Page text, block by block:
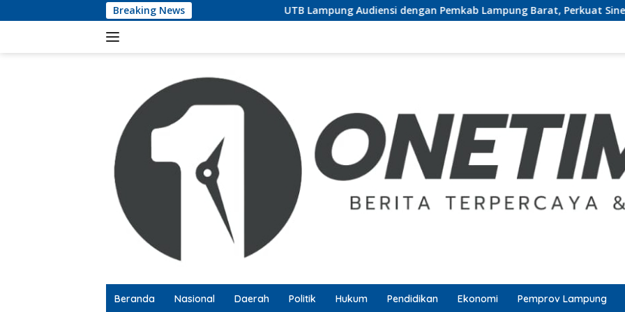
ke
Breaking NewsUTB Lampung Audiensi dengan Pemkab Lampung Barat, Perkuat Sinergi Tingkatkan
Beranda Nasional Daerah Politik Hukum Pendidikan Ekonomi Pemprov Lampung